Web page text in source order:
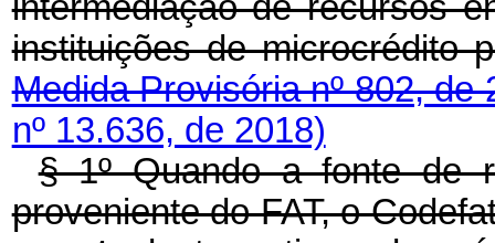
instituições de microcrédito
Medida Provisória nº 802, de
nº 13.636, de 2018)
§ 1º Quando a fonte de
proveniente do FAT, o